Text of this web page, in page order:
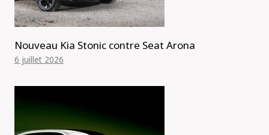
Nouveau Kia Stonic contre Seat Arona
6 juillet 2026